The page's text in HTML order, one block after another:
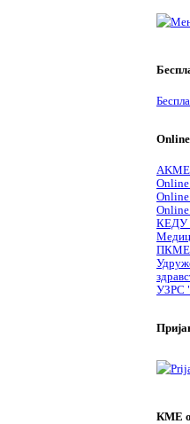
AKME
Online
Online
КЕДУ -
ПКМЕ
УЗРС
КМЕ